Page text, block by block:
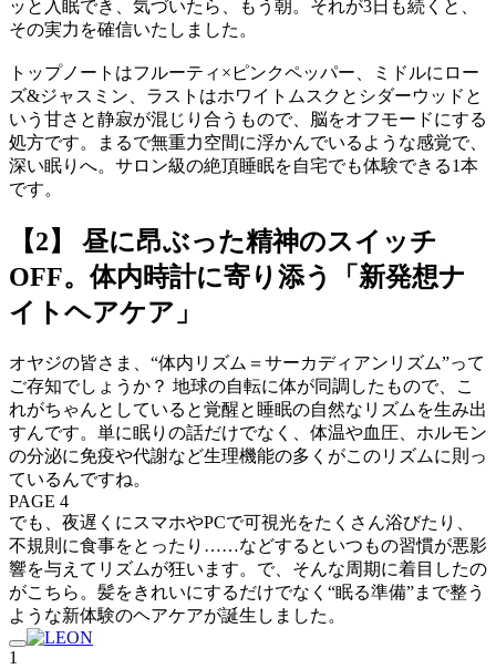
ッと入眠でき、気づいたら、もう朝。それが3日も続くと、
その実力を確信いたしました。
トップノートはフルーティ×ピンクペッパー、ミドルにロー
ズ&ジャスミン、ラストはホワイトムスクとシダーウッドと
いう甘さと静寂が混じり合うもので、脳をオフモードにする
処方です。まるで無重力空間に浮かんでいるような感覚で、
深い眠りへ。サロン級の絶頂睡眠を自宅でも体験できる1本
です。
【2】 昼に昂ぶった精神のスイッチ
OFF。体内時計に寄り添う「新発想ナ
イトヘアケア」
オヤジの皆さま、“体内リズム＝サーカディアンリズム”って
ご存知でしょうか？ 地球の自転に体が同調したもので、こ
れがちゃんとしていると覚醒と睡眠の自然なリズムを生み出
すんです。単に眠りの話だけでなく、体温や血圧、ホルモン
の分泌に免疫や代謝など生理機能の多くがこのリズムに則っ
ているんですね。
PAGE 4
でも、夜遅くにスマホやPCで可視光をたくさん浴びたり、
不規則に食事をとったり……などするといつもの習慣が悪影
響を与えてリズムが狂います。で、そんな周期に着目したの
がこちら。髪をきれいにするだけでなく“眠る準備”まで整う
ような新体験のヘアケアが誕生しました。
1